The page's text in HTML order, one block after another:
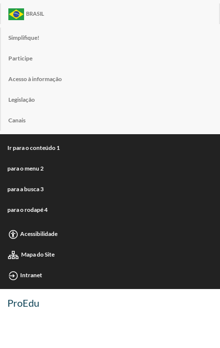
BRASIL
Simplifique!
Participe
Acesso à informação
Legislação
Canais
Ir para o conteúdo 1
para o menu 2
para a busca3
para o rodapé4
Acessibilidade
Mapa do Site
Intranet
ProEdu